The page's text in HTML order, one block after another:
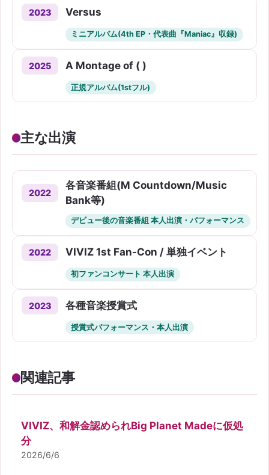
2023 Versus
ミニアルバム(4th EP・代表曲『Maniac』収録)
2025 A Montage of ( )
正規アルバム(1stフル)
主な出演
2022
各音楽番組(M Countdown/Music
Bank等)
デビュー後の音楽番組 本人出演・パフォーマンス
2022 VIVIZ 1st Fan-Con / 単独イベント
初ファンコンサート 本人出演
2023 各種音楽授賞式
授賞式パフォーマンス・本人出演
関連記事
VIVIZ、和解金認められBig Planet Madeに仮処
分
2026/6/6